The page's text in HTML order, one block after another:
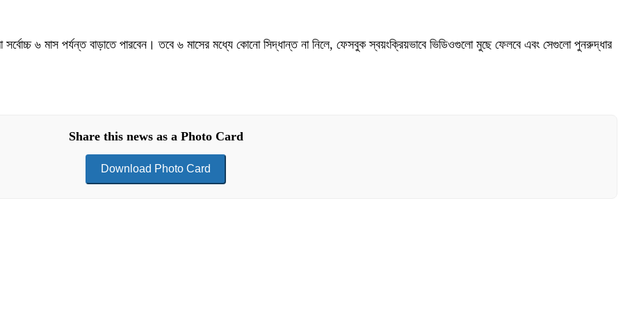
সর্বোচ্চ ৬ মাস পর্যন্ত বাড়াতে পারবেন। তবে ৬ মাসের মধ্যে কোনো সিদ্ধান্ত না নিলে, ফেসবুক স্বয়ংক্রিয়ভাবে ভিডিওগুলো মুছে ফেলবে এবং সেগুলো পুনরুদ্ধার
Share this news as a Photo Card
Download Photo Card